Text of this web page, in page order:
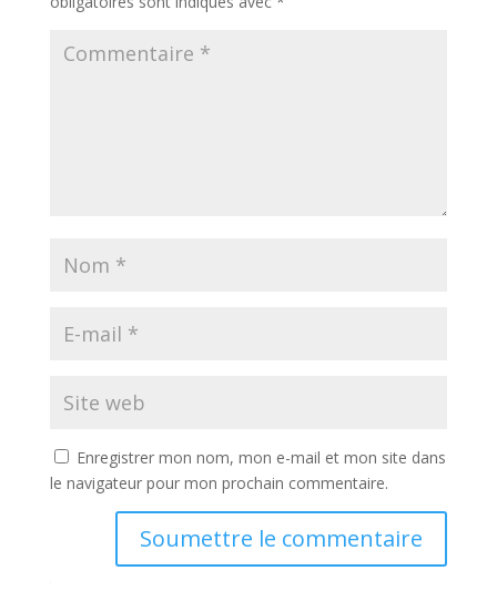
Enregistrer mon nom, mon e-mail et mon site dans
le navigateur pour mon prochain commentaire.
Soumettre le commentaire